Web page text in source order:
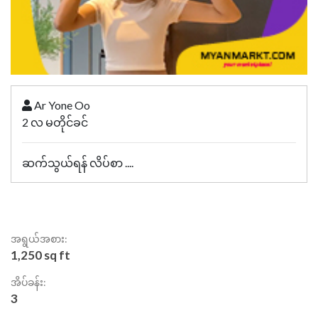
Ar Yone Oo
2 လ မတိုင်ခင်
ဆက်သွယ်ရန် လိပ်စာ ....
အရွယ်အစား:
1,250 sq ft
အိပ်ခန်း:
3